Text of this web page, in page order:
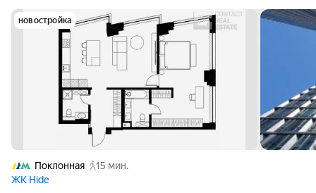
новостройка
Поклонная
15 мин.
ЖК Hide